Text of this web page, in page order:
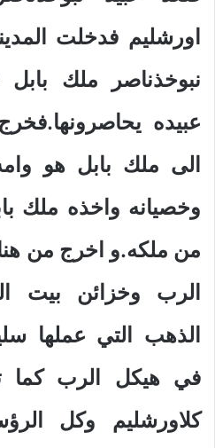
اورشليم فدخلت
نبوخذناصر ملك
عبيده يحاصرونها.فخرج
الى ملك بابل هو
وخصيانه واخذه ملك
من ملكه.و اخرج من
الرب وخزائن بيت
الذهب التي عملها
في هيكل الرب كما
كلاورشليم وكل